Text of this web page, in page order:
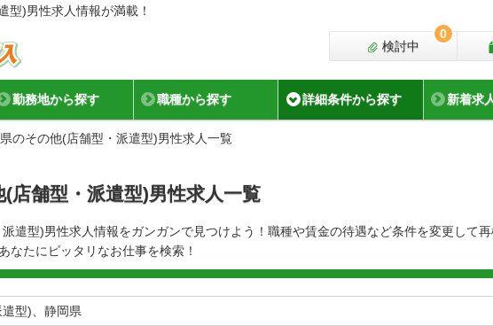
型)男性求人情報が満載！
検討中
0
勤務地から探す 職種から探す 詳細条件から探す 新着求
のその他(店舗型・派遣型)男性求人一覧
店舗型・派遣型)男性求人一覧
遣型)男性求人情報をガンガンで見つけよう！職種や賃金の待遇など条件を変更して
なたにピッタリなお仕事を検索！
型)、静岡県